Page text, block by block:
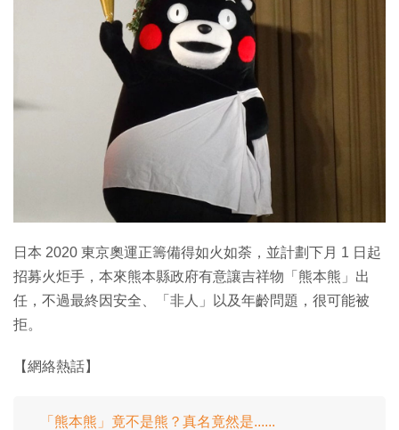
生成式AI與雲端應用
Enterprise Digital Transformation
日本 2020 東京奧運正籌備得如火如荼，並計劃下月 1 日起
招募火炬手，本來熊本縣政府有意讓吉祥物「熊本熊」出
任，不過最終因安全、「非人」以及年齡問題，很可能被
拒。
【網絡熱話】
「熊本熊」竟不是熊？真名竟然是......